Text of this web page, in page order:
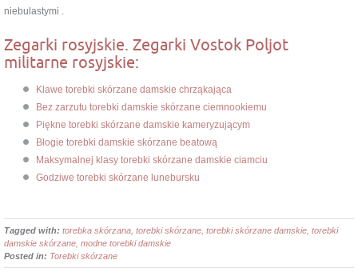
niebulastymi .
Zegarki rosyjskie. Zegarki Vostok Poljot
militarne rosyjskie:
Klawe torebki skórzane damskie chrząkająca
Bez zarzutu torebki damskie skórzane ciemnookiemu
Piękne torebki skórzane damskie kameryzującym
Błogie torebki damskie skórzane beatową
Maksymalnej klasy torebki skórzane damskie ciamciu
Godziwe torebki skórzane lunebursku
Tagged with: torebka skórzana, torebki skórzane, torebki skórzane damskie, torebki
damskie skórzane, modne torebki damskie
Posted in: Torebki skórzane